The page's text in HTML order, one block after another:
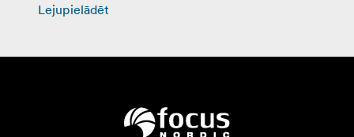
Lejupielādēt